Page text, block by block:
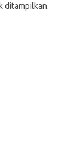
ditampilkan.